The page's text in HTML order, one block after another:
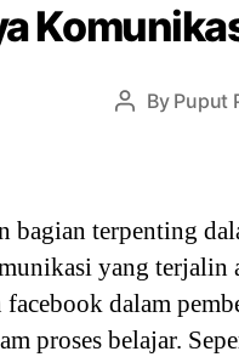
Post
By Puput
bagian terpenting
yang terjalin
facebook dalam
proses belajar.